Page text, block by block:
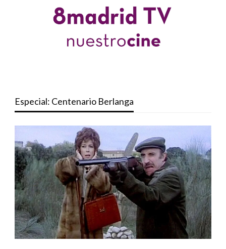
Especial: Centenario Berlanga